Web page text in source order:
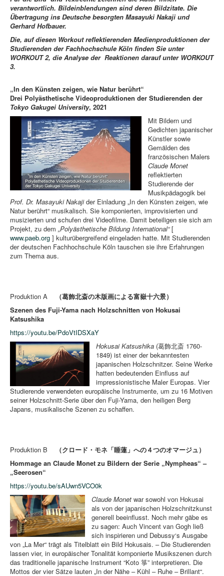
verantwortlich. Bildeinblendungen sind deren Bildzitate. Die
Übertragung ins Deutsche besorgten Masayuki Nakaji und
Gerhard Hofbauer.
Die, auf diesen Workout reflektierenden Medienproduktionen der
Studierenden der Fachhochschule Köln finden Sie unter
WORKOUT 2, die Analyse der Reaktionen darauf unter WORKOUT
3.
„In den Künsten zeigen, wie Natur berührt“
Drei Polyästhetische Videoproduktionen der Studierenden der
Tokyo Gakugei University, 2021
Mit Bildern und
Gedichten japanischer
Künstler sowie
Gemälden des
französischen Malers
Claude Monet
reflektierten
Studierende der
Musikpädagogik bei
Prof. Dr. Masayuki Nakajider Einladung „In den Künsten zeigen, wie
Natur berührt“ musikalisch. Sie komponierten, improvisierten und
musizierten und schufen drei Videofilme. Damit beteiligen sie sich am
Projekt, zu dem „Polyästhetische Bildung International“[
www.paeb.org ] kulturübergreifend eingeladen hatte. Mit Studierenden
der deutschen Fachhochschule Köln tauschen sie ihre Erfahrungen
zum Thema aus.
Produktion A
（葛飾北斎の木版画による富嶽十六景）
Szenen des Fuji-Yama nach Holzschnitten von Hokusai
Katsushika
https://youtu.be/PdoVtIDSXaY
Hokusai Katsushika (葛飾北斎 1760-
1849) ist einer der bekanntesten
japanischen Holzschnitzer. Seine Werke
hatten bedeutenden Einfluss auf
impressionistische Maler Europas. Vier
Studierende verwendeten europäische Instrumente, um zu 16 Motiven
seiner Holzschnitt-Serie über den Fuji-Yama, den heiligen Berg
Japans, musikalische Szenen zu schaffen.
Produktion B
（クロード・モネ「睡蓮」への４つのオマージュ）
Hommage an Claude Monet zu Bildern der Serie „Nympheas“ –
„Seerosen“
https://youtu.be/sAUwn5VCO0k
Claude Monet war sowohl von Hokusai
als von der japanischen Holzschnitzkunst
generell beeinflusst. Noch mehr gäbe es
zu sagen: Auch Vincent van Gogh ließ
sich inspirieren und Debussy‘s Ausgabe
von „La Mer“ trägt als Titelblatt ein Bild Hokusais. – Die Studierenden
lassen vier, in europäischer Tonalität komponierte Musikszenen durch
das traditionelle japanische Instrument “Koto 箏” interpretieren. Die
Mottos der vier Sätze lauten „In der Nähe – Kühl – Ruhe – Brillant“.